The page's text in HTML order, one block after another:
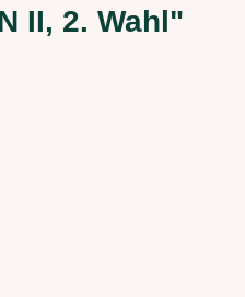
II, 2. Wahl"